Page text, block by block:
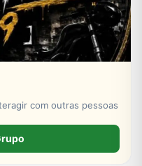
com outras pessoas